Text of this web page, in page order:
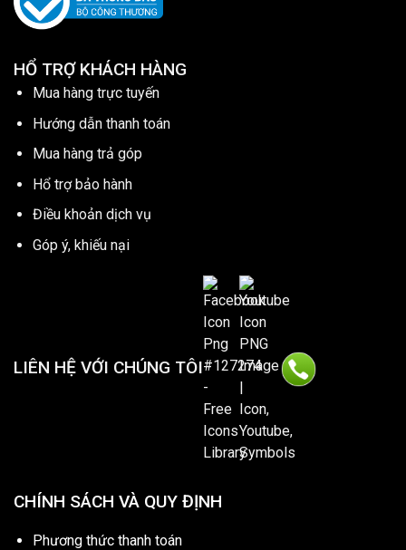
HỔ TRỢ KHÁCH HÀNG
Mua hàng trực tuyến
Hướng dẫn thanh toán
Mua hàng trả góp
Hổ trợ bảo hành
Điều khoản dịch vụ
Góp ý, khiếu nại
LIÊN HỆ VỚI CHÚNG TÔI
CHÍNH SÁCH VÀ QUY ĐỊNH
Phương thức thanh toán